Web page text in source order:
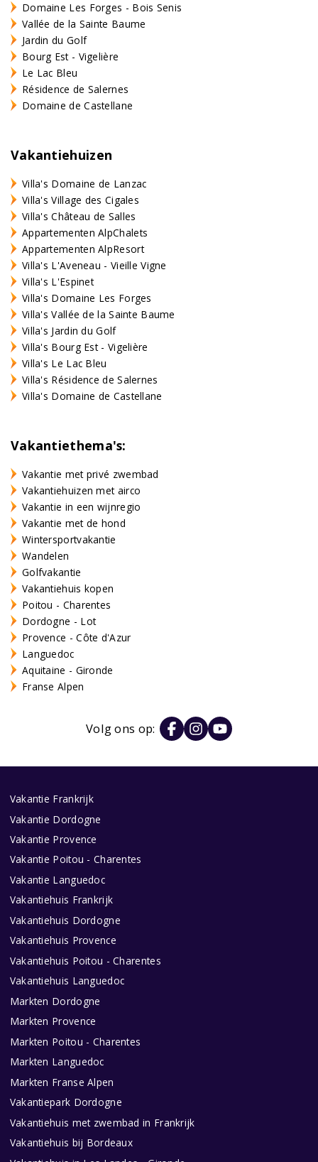
Domaine Les Forges - Bois Senis
Vallée de la Sainte Baume
Jardin du Golf
Bourg Est - Vigelière
Le Lac Bleu
Résidence de Salernes
Domaine de Castellane
Vakantiehuizen
Villa's Domaine de Lanzac
Villa's Village des Cigales
Villa's Château de Salles
Appartementen AlpChalets
Appartementen AlpResort
Villa's L'Aveneau - Vieille Vigne
Villa's L'Espinet
Villa's Domaine Les Forges
Villa's Vallée de la Sainte Baume
Villa's Jardin du Golf
Villa's Bourg Est - Vigelière
Villa's Le Lac Bleu
Villa's Résidence de Salernes
Villa's Domaine de Castellane
Vakantiethema's:
Vakantie met privé zwembad
Vakantiehuizen met airco
Vakantie in een wijnregio
Vakantie met de hond
Wintersportvakantie
Wandelen
Golfvakantie
Vakantiehuis kopen
Poitou - Charentes
Dordogne - Lot
Provence - Côte d'Azur
Languedoc
Aquitaine - Gironde
Franse Alpen
Volg ons op:
Vakantie Frankrijk
Vakantie Dordogne
Vakantie Provence
Vakantie Poitou - Charentes
Vakantie Languedoc
Vakantiehuis Frankrijk
Vakantiehuis Dordogne
Vakantiehuis Provence
Vakantiehuis Poitou - Charentes
Vakantiehuis Languedoc
Markten Dordogne
Markten Provence
Markten Poitou - Charentes
Markten Languedoc
Markten Franse Alpen
Vakantiepark Dordogne
Vakantiehuis met zwembad in Frankrijk
Vakantiehuis bij Bordeaux